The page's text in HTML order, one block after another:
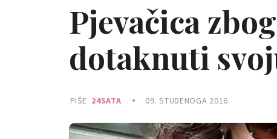
Pjevačica
dotaknuti
PIŠE 24SATA 09. STUDENOGA 2016.